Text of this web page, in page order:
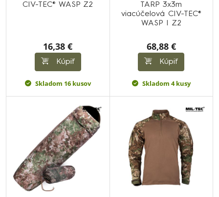
CIV-TEC® WASP Z2
16,38 €
Kúpiť
Skladom 16 kusov
TARP 3x3m
viacúčelová CIV-TEC®
WASP I Z2
68,88 €
Kúpiť
Skladom 4 kusy